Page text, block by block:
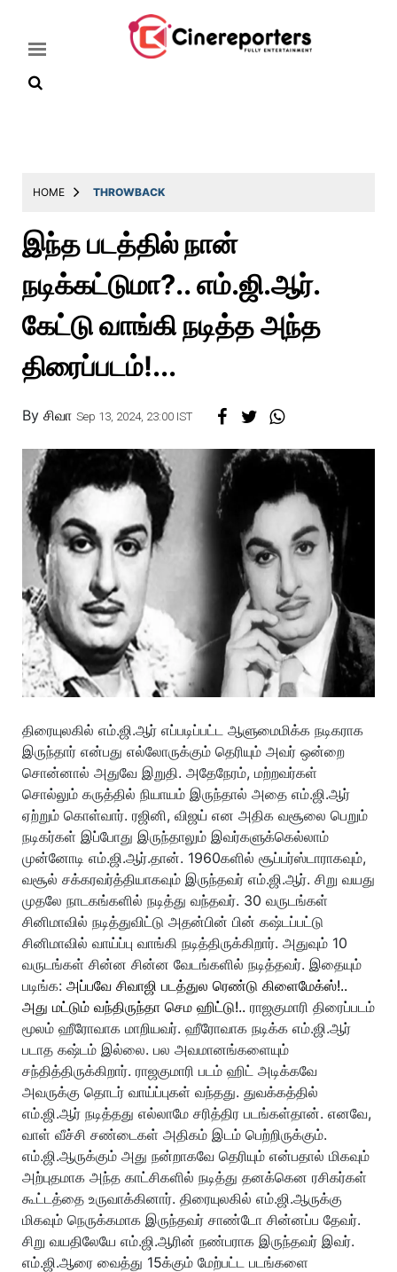
Latest
Throwback
Television
Reviews
Story
HOME THROWBACK
இந்த படத்தில் நான்
நடிக்கட்டுமா?.. எம்.ஜி.ஆர்.
கேட்டு வாங்கி நடித்த அந்த
திரைப்படம்!...
By சிவா Sep 13, 2024, 23:00 IST
திரையுலகில் எம்.ஜி.ஆர் எப்படிப்பட்ட ஆளுமைமிக்க நடிகராக
இருந்தார் என்பது எல்லோருக்கும் தெரியும் அவர் ஒன்றை
சொன்னால் அதுவே இறுதி. அதேநேரம், மற்றவர்கள்
சொல்லும் கருத்தில் நியாயம் இருந்தால் அதை எம்.ஜி.ஆர்
ஏற்றும் கொள்வார். ரஜினி, விஜய் என அதிக வசூலை பெறும்
நடிகர்கள் இப்போது இருந்தாலும் இவர்களுக்கெல்லாம்
முன்னோடி எம்.ஜி.ஆர்.தான். 1960களில் சூப்பர்ஸ்டாராகவும்,
வசூல் சக்கரவர்த்தியாகவும் இருந்தவர் எம்.ஜி.ஆர். சிறு வயது
முதலே நாடகங்களில் நடித்து வந்தவர். 30 வருடங்கள்
சினிமாவில் நடித்துவிட்டு அதன்பின் பின் கஷ்டப்பட்டு
சினிமாவில் வாய்ப்பு வாங்கி நடித்திருக்கிறார். அதுவும் 10
வருடங்கள் சின்ன சின்ன வேடங்களில் நடித்தவர். இதையும்
படிங்க: அப்பவே சிவாஜி படத்துல ரெண்டு கிளைமேக்ஸ்!..
அது மட்டும் வந்திருந்தா செம ஹிட்டு!.. ராஜகுமாரி திரைப்படம்
மூலம் ஹீரோவாக மாறியவர். ஹீரோவாக நடிக்க எம்.ஜி.ஆர்
படாத கஷ்டம் இல்லை. பல அவமானங்களையும்
சந்தித்திருக்கிறார். ராஜகுமாரி படம் ஹிட் அடிக்கவே
அவருக்கு தொடர் வாய்ப்புகள் வந்தது. துவக்கத்தில்
எம்.ஜி.ஆர் நடித்தது எல்லாமே சரித்திர படங்கள்தான். எனவே,
வாள் வீச்சி சண்டைகள் அதிகம் இடம் பெற்றிருக்கும்.
எம்.ஜி.ஆருக்கும் அது நன்றாகவே தெரியும் என்பதால் மிகவும்
அற்புதமாக அந்த காட்சிகளில் நடித்து தனக்கென ரசிகர்கள்
கூட்டத்தை உருவாக்கினார். திரையுலகில் எம்.ஜி.ஆருக்கு
மிகவும் நெருக்கமாக இருந்தவர் சாண்டோ சின்னப்ப தேவர்.
சிறு வயதிலேயே எம்.ஜி.ஆரின் நண்பராக இருந்தவர் இவர்.
எம்.ஜி.ஆரை வைத்து 15க்கும் மேற்பட்ட படங்களை